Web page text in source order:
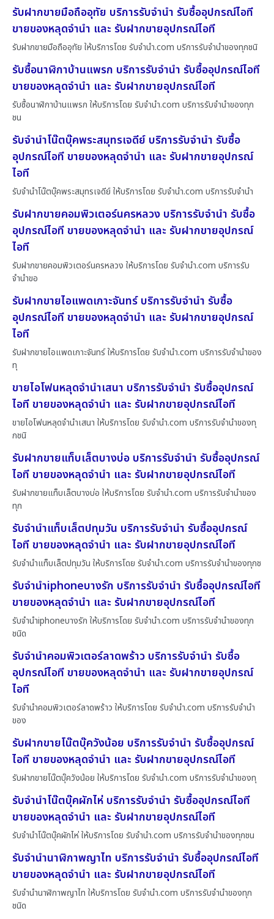
รับฝากขายมือถืออุทัย บริการรับจำนำ รับซื้ออุปกรณ์ไอที
ขายของหลุดจำนำ และ รับฝากขายอุปกรณ์ไอที
รับฝากขายมือถืออุทัย ให้บริการโดย รับจํานํา.com บริการรับจำนำของทุกชนิ
รับซื้อนาฬิกาบ้านแพรก บริการรับจำนำ รับซื้ออุปกรณ์ไอที
ขายของหลุดจำนำ และ รับฝากขายอุปกรณ์ไอที
รับซื้อนาฬิกาบ้านแพรก ให้บริการโดย รับจํานํา.com บริการรับจำนำของทุก
ชน
รับจำนำโน๊ตบุ๊คพระสมุทรเจดีย์ บริการรับจำนำ รับซื้อ
อุปกรณ์ไอที ขายของหลุดจำนำ และ รับฝากขายอุปกรณ์
ไอที
รับจำนำโน๊ตบุ๊คพระสมุทรเจดีย์ ให้บริการโดย รับจํานํา.com บริการรับจำนำ
รับฝากขายคอมพิวเตอร์นครหลวง บริการรับจำนำ รับซื้อ
อุปกรณ์ไอที ขายของหลุดจำนำ และ รับฝากขายอุปกรณ์
ไอที
รับฝากขายคอมพิวเตอร์นครหลวง ให้บริการโดย รับจํานํา.com บริการรับ
จำนำขอ
รับฝากขายไอแพดเกาะจันทร์ บริการรับจำนำ รับซื้อ
อุปกรณ์ไอที ขายของหลุดจำนำ และ รับฝากขายอุปกรณ์
ไอที
รับฝากขายไอแพดเกาะจันทร์ ให้บริการโดย รับจํานํา.com บริการรับจำนำของ
ทุ
ขายไอโฟนหลุดจำนำเสนา บริการรับจำนำ รับซื้ออุปกรณ์
ไอที ขายของหลุดจำนำ และ รับฝากขายอุปกรณ์ไอที
ขายไอโฟนหลุดจำนำเสนา ให้บริการโดย รับจํานํา.com บริการรับจำนำของทุ
กชนิ
รับฝากขายแท็บเล็ตบางบ่อ บริการรับจำนำ รับซื้ออุปกรณ์
ไอที ขายของหลุดจำนำ และ รับฝากขายอุปกรณ์ไอที
รับฝากขายแท็บเล็ตบางบ่อ ให้บริการโดย รับจํานํา.com บริการรับจำนำของ
ทุก
รับจำนำแท็บเล็ตปทุมวัน บริการรับจำนำ รับซื้ออุปกรณ์
ไอที ขายของหลุดจำนำ และ รับฝากขายอุปกรณ์ไอที
รับจำนำแท็บเล็ตปทุมวัน ให้บริการโดย รับจํานํา.com บริการรับจำนำของทุกช
รับจำนำiphoneบางรัก บริการรับจำนำ รับซื้ออุปกรณ์ไอที
ขายของหลุดจำนำ และ รับฝากขายอุปกรณ์ไอที
รับจำนำiphoneบางรัก ให้บริการโดย รับจํานํา.com บริการรับจำนำของทุก
ชนิด
รับจำนำคอมพิวเตอร์ลาดพร้าว บริการรับจำนำ รับซื้อ
อุปกรณ์ไอที ขายของหลุดจำนำ และ รับฝากขายอุปกรณ์
ไอที
รับจำนำคอมพิวเตอร์ลาดพร้าว ให้บริการโดย รับจํานํา.com บริการรับจำนำ
ของ
รับฝากขายโน๊ตบุ๊ควังน้อย บริการรับจำนำ รับซื้ออุปกรณ์
ไอที ขายของหลุดจำนำ และ รับฝากขายอุปกรณ์ไอที
รับฝากขายโน๊ตบุ๊ควังน้อย ให้บริการโดย รับจํานํา.com บริการรับจำนำของทุ
รับจำนำโน๊ตบุ๊คผักไห่ บริการรับจำนำ รับซื้ออุปกรณ์ไอที
ขายของหลุดจำนำ และ รับฝากขายอุปกรณ์ไอที
รับจำนำโน๊ตบุ๊คผักไห่ ให้บริการโดย รับจํานํา.com บริการรับจำนำของทุกชน
รับจำนำนาฬิกาพญาไท บริการรับจำนำ รับซื้ออุปกรณ์ไอที
ขายของหลุดจำนำ และ รับฝากขายอุปกรณ์ไอที
รับจำนำนาฬิกาพญาไท ให้บริการโดย รับจํานํา.com บริการรับจำนำของทุก
ชนิด